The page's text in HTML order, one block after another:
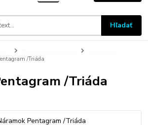
Hľadať
/Triáda
/Triáda